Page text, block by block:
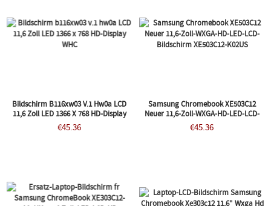
Bildschirm B116xw03 V.1 Hw0a LCD
11,6 Zoll LED 1366 X 768 HD-Display
WHC
€45.36
Samsung Chromebook XE503C12
Neuer 11,6-Zoll-WXGA-HD-LED-LCD-
Bildschirm XE503C12-K02US
€45.36